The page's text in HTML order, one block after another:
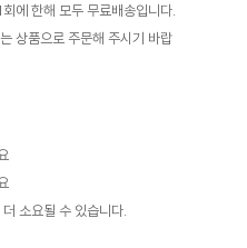
에 한해 모두 무료배송입니다.
상품으로 주문해 주시기 바랍
소요될 수 있습니다.